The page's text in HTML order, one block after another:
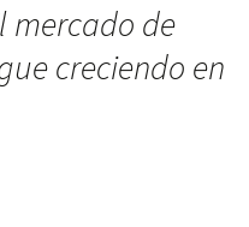
mercado de
creciendo en